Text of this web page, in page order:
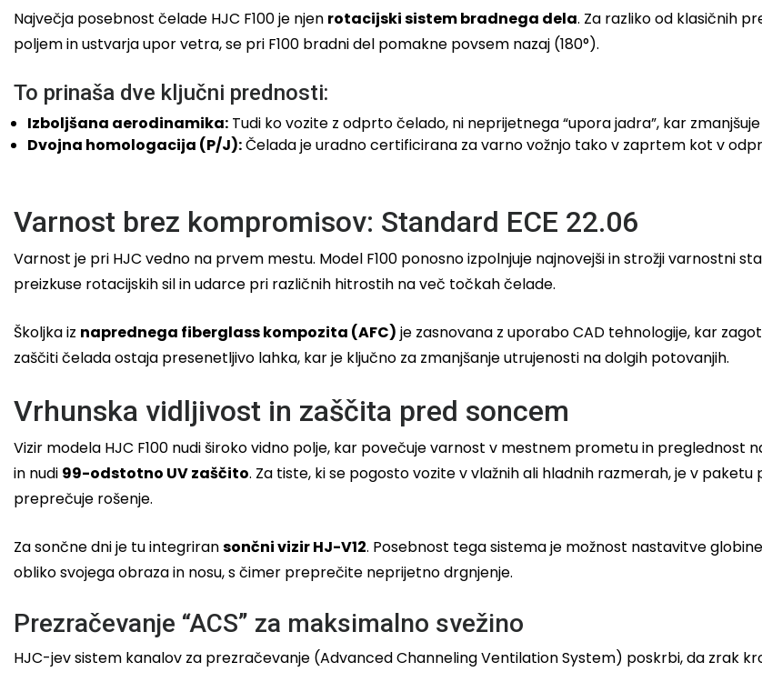
Največja posebnost čelade HJC F100 je njen rotacijski sistem bradnega dela. Za razliko od klasičnih
poljem in ustvarja upor vetra, se pri F100 bradni del pomakne povsem nazaj (180°).
To prinaša dve ključni prednosti:
Izboljšana aerodinamika: Tudi ko vozite z odprto čelado, ni neprijetnega “upora jadra”, kar
Dvojna homologacija (P/J):Čelada je uradno certificirana za varno vožnjo tako v zaprtem kot v
Varnost brez kompromisov: Standard ECE 22.06
Varnost je pri HJC vedno na prvem mestu. Model F100 ponosno izpolnjuje najnovejši in strožji varnostni
preizkuse rotacijskih sil in udarce pri različnih hitrostih na več točkah čelade.
Školjka iz naprednega fiberglass kompozita (AFC) je zasnovana z uporabo CAD tehnologije, kar
zaščiti čelada ostaja presenetljivo lahka, kar je ključno za zmanjšanje utrujenosti na dolgih potovanjih.
Vrhunska vidljivost in zaščita pred soncem
Vizir modela HJC F100 nudi široko vidno polje, kar povečuje varnost v mestnem prometu in
in nudi 99-odstotno UV zaščito. Za tiste, ki se pogosto vozite v vlažnih ali hladnih razmerah, je v paketu
preprečuje rošenje.
Za sončne dni je tu integriransončni vizir HJ-V12. Posebnost tega sistema je možnost nastavitve
obliko svojega obraza in nosu, s čimer preprečite neprijetno drgnjenje.
Prezračevanje “ACS” za maksimalno svežino
HJC-jev sistem kanalov za prezračevanje (Advanced Channeling Ventilation System) poskrbi, da zrak